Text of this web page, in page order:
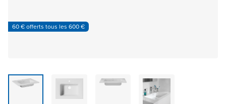
60 € offerts tous les 600 €